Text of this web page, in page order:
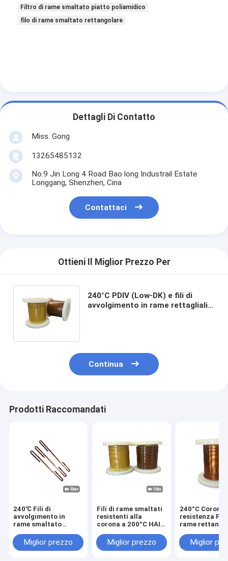
Filtro di rame smaltato piatto poliamidico
filo di rame smaltato rettangolare
Dettagli Di Contatto
Miss. Gong
13265485132
No.9 Jin Long 4 Road Bao long Industrail Estate
Longgang, Shenzhen, Cina
Contattaci
Ottieni Il Miglior Prezzo Per
240°C PDIV (Low-DK) e fili di
avvolgimento in rame rettagliali
Continua
Prodotti Raccomandati
240℃ Fili di
avvolgimento in
rame smaltato
240℃ per una buona
resistenza al calore
Miglior prezzo
Fili di rame smaltati
resistenti alla
corona a 200°C HAIC
motore di
azionamento per
Miglior prezzo
240°C Corona-
resistenza
rame
in
colore
Miglior